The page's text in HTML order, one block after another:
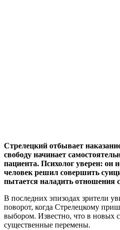
Стрелецкий отбывает
свободу начинает
пациента. Психолог уверен: он
человек решил совершить
пытается наладить отношения
В последних эпизодах зрители
поворот, когда Стрелецкому
выбором. Известно, что в новых
существенные перемены.